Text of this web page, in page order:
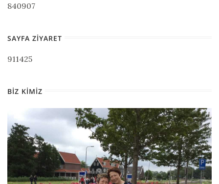
840907
SAYFA ZIYARET
911425
BIZ KIMIZ